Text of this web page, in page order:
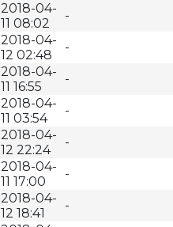
2018-04-
11 08:02
-
2018-04-
12 02:48
-
2018-04-
11 16:55
-
2018-04-
11 03:54
-
2018-04-
12 22:24
-
2018-04-
11 17:00
-
2018-04-
12 18:41
-